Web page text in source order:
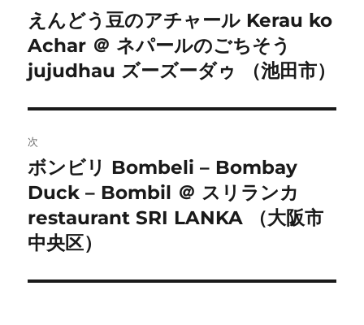
稿
ナ
ビ
ゲ
ー
シ
ョ
ン
前
の
投
えんどう豆のアチャール Kerau ko
Achar ＠ ネパールのごちそう
jujudhau ズーズーダゥ （池田市）
次
次
の
投
稿:
ボンビリ Bombeli – Bombay
Duck – Bombil ＠ スリランカ
restaurant SRI LANKA （大阪市
中央区）